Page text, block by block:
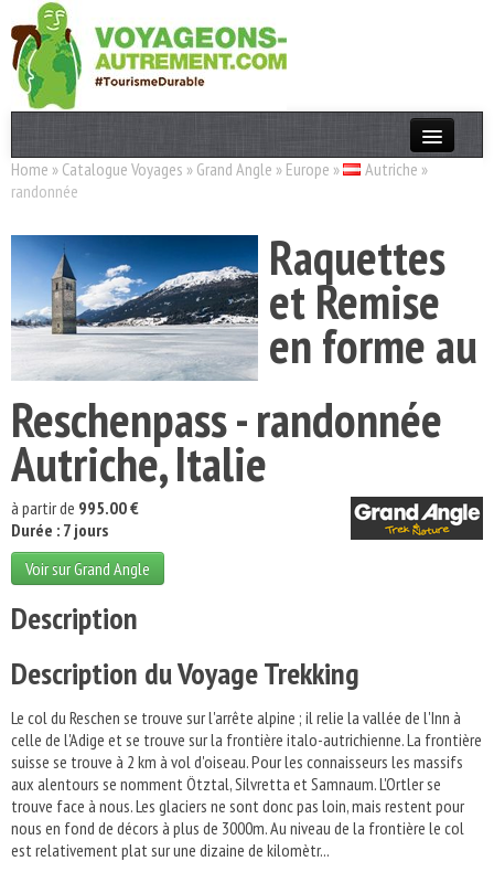
Actualités
Destinations
Acteurs
Thèmes
Home » Catalogue Voyages » Grand Angle » Europe » Autriche »
randonnée
Raquettes
et Remise
en forme au
Reschenpass - randonnée
Autriche, Italie
à partir de 995.00 €
Durée : 7 jours
Voir sur Grand Angle
Description
Description du Voyage Trekking
Le col du Reschen se trouve sur l'arrête alpine ; il relie la vallée de l'Inn à
celle de l'Adige et se trouve sur la frontière italo-autrichienne. La frontière
suisse se trouve à 2 km à vol d'oiseau. Pour les connaisseurs les massifs
aux alentours se nomment Ötztal, Silvretta et Samnaum. L'Ortler se
trouve face à nous. Les glaciers ne sont donc pas loin, mais restent pour
nous en fond de décors à plus de 3000m. Au niveau de la frontière le col
est relativement plat sur une dizaine de kilomètr...